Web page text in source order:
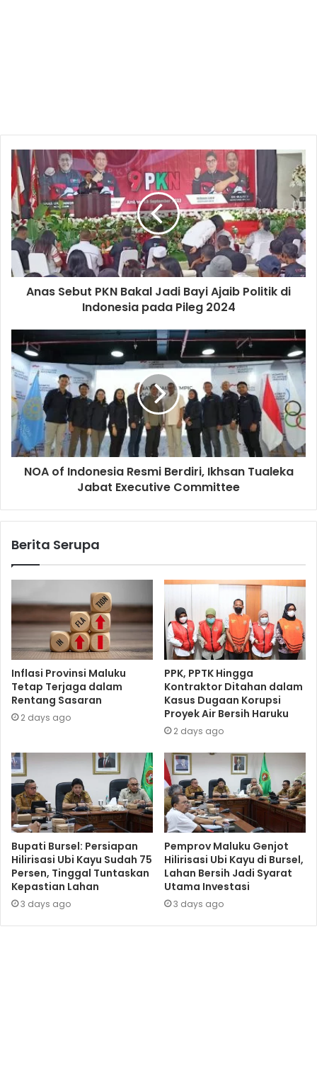
Anas Sebut PKN Bakal Jadi Bayi Ajaib Politik di
Indonesia pada Pileg 2024
NOA of Indonesia Resmi Berdiri, Ikhsan Tualeka
Jabat Executive Committee
Berita Serupa
Inflasi Provinsi Maluku
Tetap Terjaga dalam
Rentang Sasaran
2 days ago
PPK, PPTK Hingga
Kontraktor Ditahan dalam
Kasus Dugaan Korupsi
Proyek Air Bersih Haruku
2 days ago
Bupati Bursel: Persiapan
Hilirisasi Ubi Kayu Sudah 75
Persen, Tinggal Tuntaskan
Kepastian Lahan
3 days ago
Pemprov Maluku Genjot
Hilirisasi Ubi Kayu di Bursel,
Lahan Bersih Jadi Syarat
Utama Investasi
3 days ago